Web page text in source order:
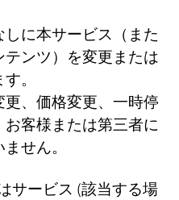
に本サービス（また
ンツ）を変更または
。
、価格変更、一時停
客様または第三者に
せん。
サービス (該当する場